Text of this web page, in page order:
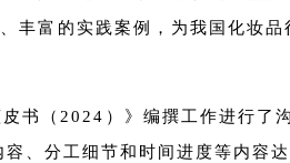
丰富的实践案例，为我国化妆
书（2024）》编撰工作进行了
、分工细节和时间进度等内容